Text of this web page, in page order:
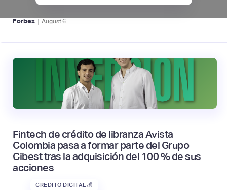
Forbes | August6
Fintech de crédito de libranza Avista
Colombia pasa a formar parte del Grupo
Cibest tras la adquisición del 100 % de sus
acciones
CRÉDITO DIGITAL 💰